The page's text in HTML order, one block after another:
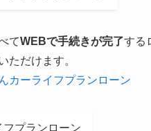
てWEBで手続きが完了する
ただけます。
カーライフプランローン
フプランローン